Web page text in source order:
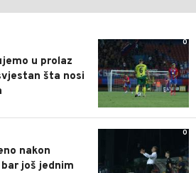
0
u prolaz
šta nosi
0
nakon
još jednim